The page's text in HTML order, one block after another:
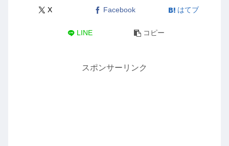
X Facebook はてブ
LINE コピー
スポンサーリンク